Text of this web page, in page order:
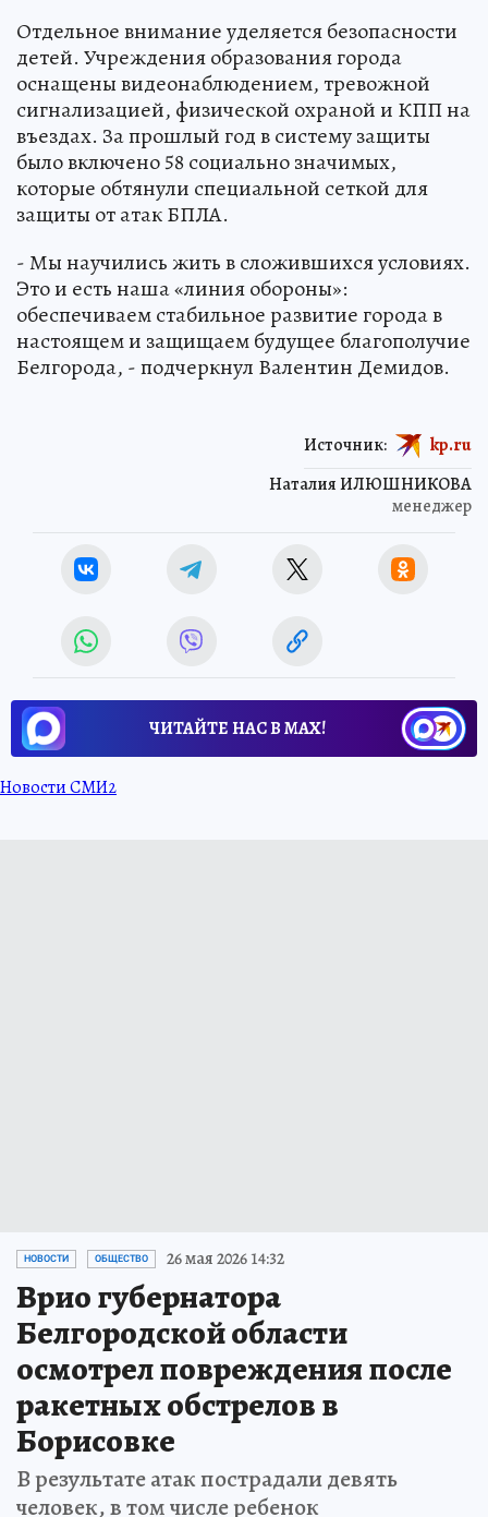
Отдельное внимание уделяется безопасности
детей. Учреждения образования города
оснащены видеонаблюдением, тревожной
сигнализацией, физической охраной и КПП на
въездах. За прошлый год в систему защиты
было включено 58 социально значимых,
которые обтянули специальной сеткой для
защиты от атак БПЛА.
- Мы научились жить в сложившихся условиях.
Это и есть наша «линия обороны»:
обеспечиваем стабильное развитие города в
настоящем и защищаем будущее благополучие
Белгорода, - подчеркнул Валентин Демидов.
Наталия ИЛЮШНИКОВА
менеджер
Источник: kp.ru
ЧИТАЙТЕ НАС В МАХ!
Новости СМИ2
НОВОСТИ ОБЩЕСТВО 26 мая 2026 14:32
Врио губернатора
Белгородской области
осмотрел повреждения после
ракетных обстрелов в
Борисовке
В результате атак пострадали девять
человек, в том числе ребенок